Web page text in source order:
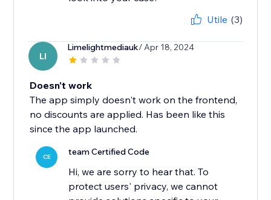
Utile (3)
LI
Limelightmediauk/ Apr 18, 2024
Doesn't work
The app simply doesn't work on the frontend,
no discounts are applied. Has been like this
since the app launched.
CE team Certified Code
Hi, we are sorry to hear that. To
protect users' privacy, we cannot